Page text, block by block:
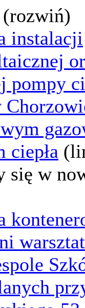
(rozwiń)
instalacji
pompy
ciepła
się w